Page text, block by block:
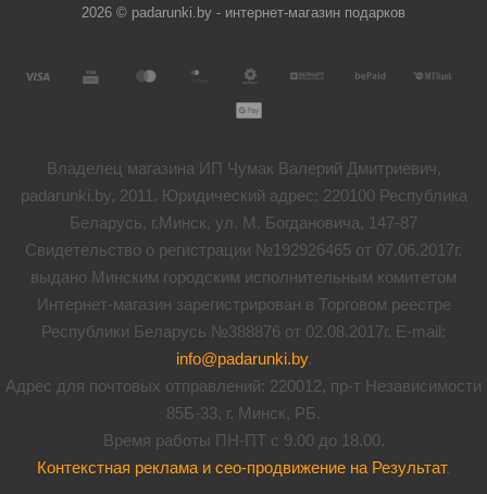
2026 © padarunki.by - интернет-магазин подарков
Владелец магазина ИП Чумак Валерий Дмитриевич,
padarunki.by, 2011. Юридический адрес: 220100 Республика
Беларусь, г.Минск, ул. М. Богдановича, 147-87
Свидетельство о регистрации №192926465 от 07.06.2017г.
выдано Минским городским исполнительным комитетом
Интернет-магазин зарегистрирован в Торговом реестре
Республики Беларусь №388876 от 02.08.2017г. E-mail:
info@padarunki.by.
Адрес для почтовых отправлений: 220012, пр-т Независимости
85Б-33, г. Минск, РБ.
Время работы ПН-ПТ с 9.00 до 18.00.
Контекстная реклама и сео-продвижение на Результат.